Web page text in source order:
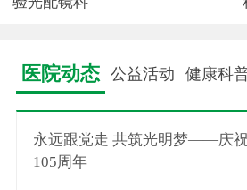
医院动态 公益活动 健康科
永远跟党走 共筑光明梦——庆祝中国共产党成立
105周年